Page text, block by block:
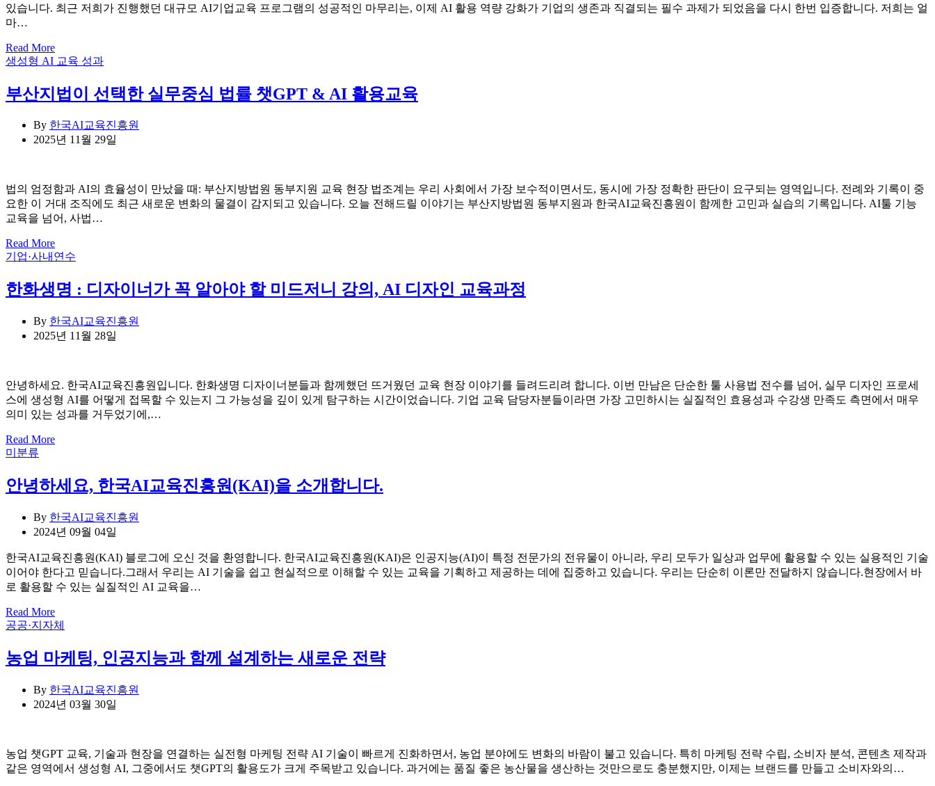
있습니다. 최근 저희가 진행했던 대규모 AI기업교육 프로그램의 성공적인 마무리는, 이제 AI 활용 역량 강화가 기업의 생존과 직결되는 필수 과제가 되었음을 다시 한번 입증합니다. 저희는 얼
마…
Read More
Categories
생성형 AI 교육 성과
부산지법이 선택한 실무중심 법률 챗GPT & AI 활용교육
By 한국AI교육진흥원
2025년 11월 29일
법의 엄정함과 AI의 효율성이 만났을 때: 부산지방법원 동부지원 교육 현장 법조계는 우리 사회에서 가장 보수적이면서도, 동시에 가장 정확한 판단이 요구되는 영역입니다. 전례와 기록이 중
요한 이 거대 조직에도 최근 새로운 변화의 물결이 감지되고 있습니다. 오늘 전해드릴 이야기는 부산지방법원 동부지원과 한국AI교육진흥원이 함께한 고민과 실습의 기록입니다. AI툴 기능
교육을 넘어, 사법…
Read More
Categories
기업·사내연수
한화생명 : 디자이너가 꼭 알아야 할 미드저니 강의, AI 디자인 교육과정
By 한국AI교육진흥원
2025년 11월 28일
안녕하세요. 한국AI교육진흥원입니다. 한화생명 디자이너분들과 함께했던 뜨거웠던 교육 현장 이야기를 들려드리려 합니다. 이번 만남은 단순한 툴 사용법 전수를 넘어, 실무 디자인 프로세
스에 생성형 AI를 어떻게 접목할 수 있는지 그 가능성을 깊이 있게 탐구하는 시간이었습니다. 기업 교육 담당자분들이라면 가장 고민하시는 실질적인 효용성과 수강생 만족도 측면에서 매우
의미 있는 성과를 거두었기에,…
Read More
Categories
미분류
안녕하세요, 한국AI교육진흥원(KAI)을 소개합니다.
By 한국AI교육진흥원
2024년 09월 04일
한국AI교육진흥원(KAI) 블로그에 오신 것을 환영합니다. 한국AI교육진흥원(KAI)은 인공지능(AI)이 특정 전문가의 전유물이 아니라, 우리 모두가 일상과 업무에 활용할 수 있는 실용적인 기술
이어야 한다고 믿습니다.그래서 우리는 AI 기술을 쉽고 현실적으로 이해할 수 있는 교육을 기획하고 제공하는 데에 집중하고 있습니다. 우리는 단순히 이론만 전달하지 않습니다.현장에서 바
로 활용할 수 있는 실질적인 AI 교육을…
Read More
Categories
공공·지자체
농업 마케팅, 인공지능과 함께 설계하는 새로운 전략
By 한국AI교육진흥원
2024년 03월 30일
농업 챗GPT 교육, 기술과 현장을 연결하는 실전형 마케팅 전략 AI 기술이 빠르게 진화하면서, 농업 분야에도 변화의 바람이 불고 있습니다. 특히 마케팅 전략 수립, 소비자 분석, 콘텐츠 제작과
같은 영역에서 생성형 AI, 그중에서도 챗GPT의 활용도가 크게 주목받고 있습니다. 과거에는 품질 좋은 농산물을 생산하는 것만으로도 충분했지만, 이제는 브랜드를 만들고 소비자와의…